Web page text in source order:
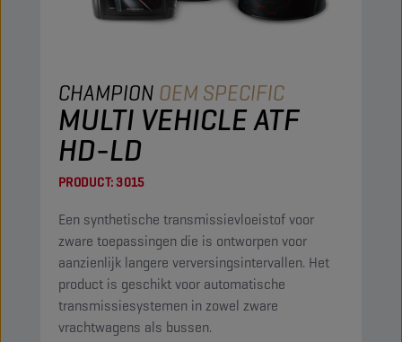
CHAMPION OEM SPECIFIC
MULTI VEHICLE ATF
HD-LD
PRODUCT:3015
Een synthetische transmissievloeistof voor
zware toepassingen die is ontworpen voor
aanzienlijk langere verversingsintervallen. Het
product is geschikt voor automatische
transmissiesystemen in zowel zware
vrachtwagens als bussen.